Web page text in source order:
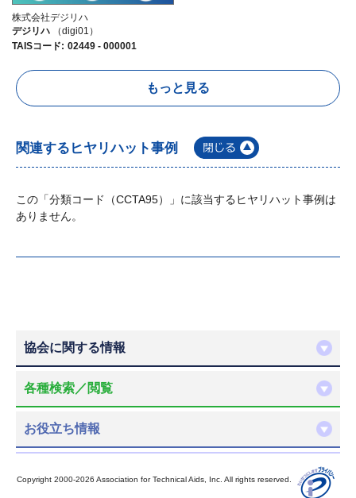
株式会社デジリハ
デジリハ
（digi01）
TAISコード: 02449 - 000001
もっと見る
関連するヒヤリハット事例
この「分類コード（CCTA95）」に該当するヒヤリハット事例は
ありません。
協会に関する情報
各種検索／閲覧
お役立ち情報
Copyright 2000-2026 Association for Technical Aids, Inc. All rights reserved.